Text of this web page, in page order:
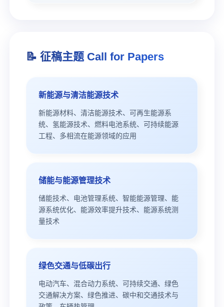
📝 征稿主题 Call for Papers
新能源与清洁能源技术
新能源材料、清洁能源技术、可再生能源系
统、氢能源技术、燃料电池系统、可持续能源
工程、多相流在能源领域的应用
储能与能源管理技术
储能技术、电池管理系统、智能能源管理、能
源系统优化、能源效率提升技术、能源系统测
量技术
绿色交通与低碳出行
电动汽车、混合动力系统、可持续交通、绿色
交通解决方案、绿色推进、碳中和交通技术与